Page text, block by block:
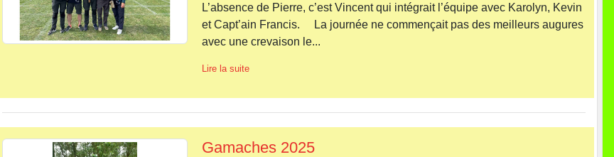
L’absence de Pierre, c’est Vincent qui intégrait l’équipe avec Karolyn, Kevin
et Capt’ain Francis. La journée ne commençait pas des meilleurs augures
avec une crevaison le...
Lire la suite
Gamaches 2025